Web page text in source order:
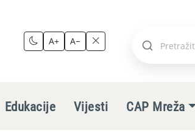
A+ A−
Pretraži
Edukacije Vijesti CAP Mreža